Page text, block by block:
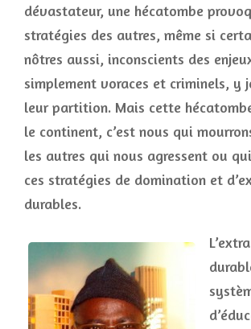
dévastateur, une hécatombe
stratégies des autres, même si
nôtres aussi, inconscients des
simplement voraces et criminels, y
leur partition. Mais cette
le continent, c’est nous qui
les autres qui nous agressent ou
ces stratégies de domination et
durables.